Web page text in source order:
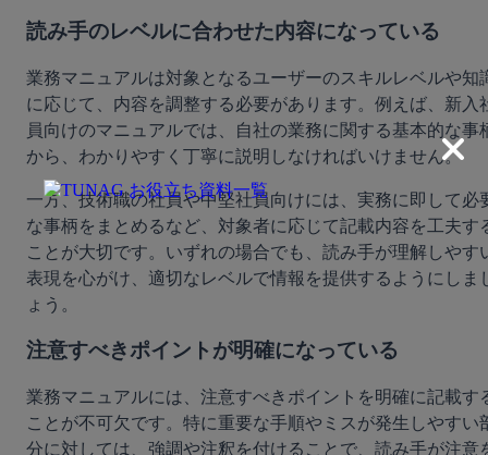
読み手のレベルに合わせた内容になっている
業務マニュアルは対象となるユーザーのスキルレベルや知
に応じて、内容を調整する必要があります。例えば、新入
員向けのマニュアルでは、自社の業務に関する基本的な事
から、わかりやすく丁寧に説明しなければいけません。
一方、技術職の社員や中堅社員向けには、実務に即して必
な事柄をまとめるなど、対象者に応じて記載内容を工夫す
ことが大切です。いずれの場合でも、読み手が理解しやす
表現を心がけ、適切なレベルで情報を提供するようにしま
ょう。
注意すべきポイントが明確になっている
業務マニュアルには、注意すべきポイントを明確に記載す
ことが不可欠です。特に重要な手順やミスが発生しやすい
分に対しては、強調や注釈を付けることで、読み手が注意